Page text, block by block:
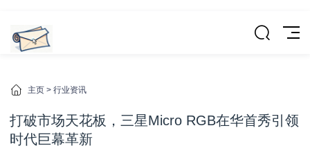
主页 > 行业资讯
打破市场天花板，三星Micro RGB在华首秀引领
时代巨幕革新